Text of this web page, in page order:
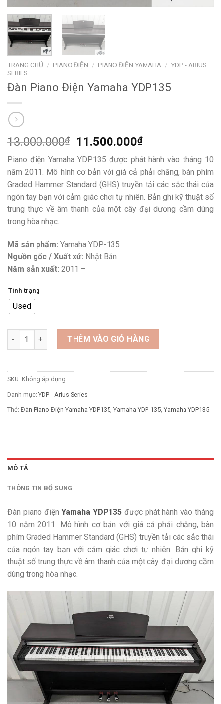
TRANG CHỦ / PIANO ĐIỆN / PIANO ĐIỆN YAMAHA / YDP - ARIUS
SERIES
Đàn Piano Điện Yamaha YDP135
13.000.000₫
Giá
gốc
là:
13.000.000₫.
11.500.000₫Giá
hiện
tại
là:
11.500.000₫.
Piano điện Yamaha YDP135 được phát hành vào tháng 10
năm 2011. Mô hình cơ bản với giá cả phải chăng, bàn phím
Graded Hammer Standard (GHS) truyền tải các sắc thái của
ngón tay bạn với cảm giác chơi tự nhiên. Bản ghi kỹ thuật số
trung thực về âm thanh của một cây đại dương cầm dùng
trong hòa nhạc.
Mã sản phẩm: Yamaha YDP-135
Nguồn gốc / Xuất xứ: Nhật Bản
Năm sản xuất: 2011 –
Tình trạng
Used
Đàn Piano Điện Yamaha YDP135 số lượng
THÊM VÀO GIỎ HÀNG
SKU: Không áp dụng
Danh mục: YDP - Arius Series
Thẻ: Đàn Piano Điện Yamaha YDP135, Yamaha YDP-135, Yamaha YDP135
MÔ TẢ
THÔNG TIN BỔ SUNG
Đàn piano điệnYamaha YDP135 được phát hành vào tháng
10 năm 2011. Mô hình cơ bản với giá cả phải chăng, bàn
phím Graded Hammer Standard (GHS) truyền tải các sắc thái
của ngón tay bạn với cảm giác chơi tự nhiên. Bản ghi kỹ
thuật số trung thực về âm thanh của một cây đại dương cầm
dùng trong hòa nhạc.